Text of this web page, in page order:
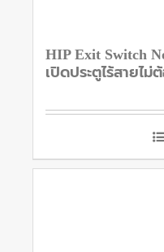
HIP Exit Switch
เปิดประตูไร้สายไ